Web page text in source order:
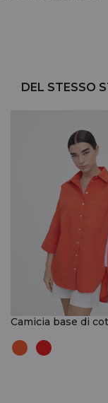
DEL STESSO
Camicia base di